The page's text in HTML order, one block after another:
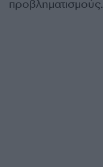
προβληματισμούς.